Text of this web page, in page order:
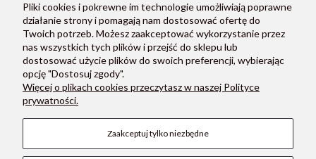
Zapisując się do newslettera, akceptujesz Regulamin i Politykę
prywatności.
O NAS
Pliki cookies i pokrewne im technologie umożliwiają poprawne
działanie strony i pomagają nam dostosować ofertę do
Twoich potrzeb. Możesz zaakceptować wykorzystanie przez
nas wszystkich tych plików i przejść do sklepu lub
dostosować użycie plików do swoich preferencji, wybierając
opcję "Dostosuj zgody".
Więcej o plikach cookies przeczytasz w naszej Polityce
prywatności.
Zaakceptuj tylko niezbędne